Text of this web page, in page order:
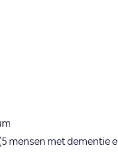
mensen met dementie